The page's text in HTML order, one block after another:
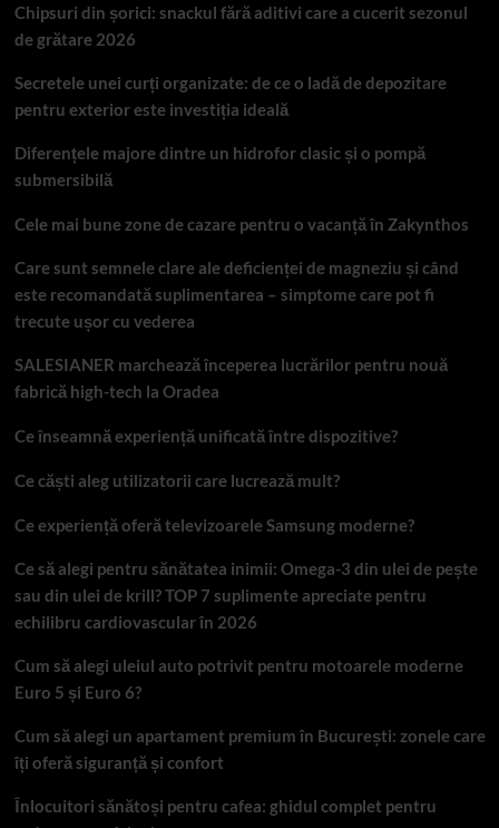
Chipsuri din șorici: snackul fără aditivi care a cucerit sezonul
de grătare 2026
Secretele unei curți organizate: de ce o ladă de depozitare
pentru exterior este investiția ideală
Diferențele majore dintre un hidrofor clasic și o pompă
submersibilă
Cele mai bune zone de cazare pentru o vacanță în Zakynthos
Care sunt semnele clare ale deficienței de magneziu și când
este recomandată suplimentarea – simptome care pot fi
trecute ușor cu vederea
SALESIANER marchează începerea lucrărilor pentru nouă
fabrică high-tech la Oradea
Ce înseamnă experiență unificată între dispozitive?
Ce căști aleg utilizatorii care lucrează mult?
Ce experiență oferă televizoarele Samsung moderne?
Ce să alegi pentru sănătatea inimii: Omega-3 din ulei de pește
sau din ulei de krill? TOP 7 suplimente apreciate pentru
echilibru cardiovascular în 2026
Cum să alegi uleiul auto potrivit pentru motoarele moderne
Euro 5 și Euro 6?
Cum să alegi un apartament premium în București: zonele care
îți oferă siguranță și confort
Înlocuitori sănătoși pentru cafea: ghidul complet pentru